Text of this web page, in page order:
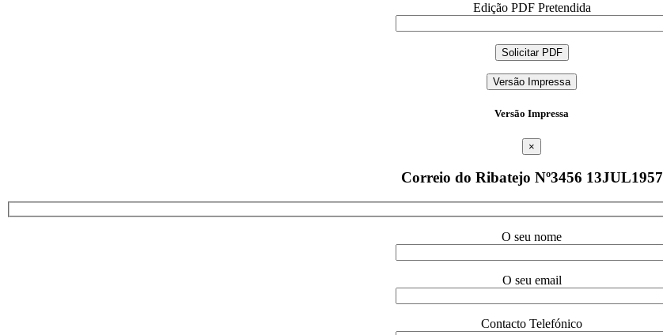
Edição PDF Pretendida
Versão Impressa
Versão Impressa
×
Correio do Ribatejo Nº3456 13JUL1957
O seu nome
O seu email
Contacto Telefónico